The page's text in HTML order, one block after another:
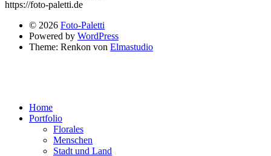
https://foto-paletti.de
© 2026 Foto-Paletti
Powered by WordPress
Theme: Renkon von Elmastudio
Home
Portfolio
Florales
Menschen
Stadt und Land